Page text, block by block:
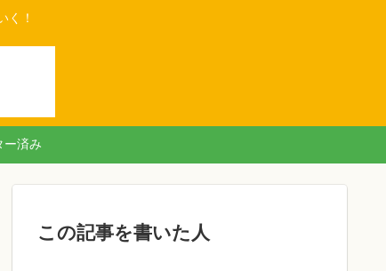
く！
ー済み
この記事を書いた人